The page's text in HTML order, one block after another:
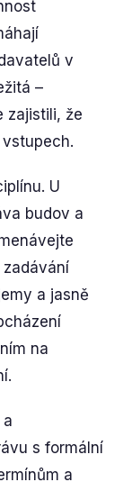
v
–
zajistili, že
U
budov a
a jasně
na
s formální
a